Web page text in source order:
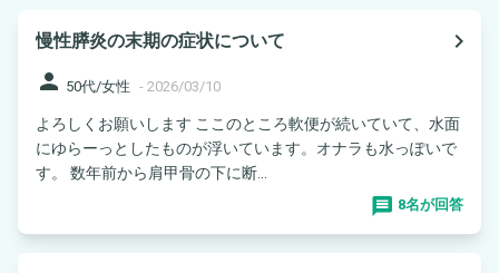
慢性膵炎の末期の症状について
navigate_next
person 50代/女性 - 2026/03/10
よろしくお願いします ここのところ軟便が続いていて、水面
にゆらーっとしたものが浮いています。オナラも水っぽいで
す。 数年前から肩甲骨の下に断...
8名が回答